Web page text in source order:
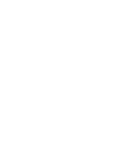
eller dele heraf,
af dem ikke
henblik på at
eller
alle platforme.